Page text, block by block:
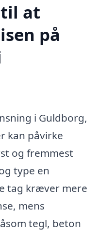
at
på
i Guldborg,
kan påvirke
og fremmest
type en
tag kræver mere
mens
tegl, beton